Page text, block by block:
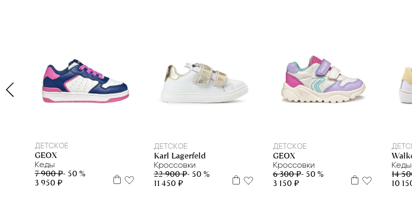
ДЕТСКОЕ
GEOX
Кеды
7 900 ₽- 50 %
3 950 ₽
ДЕТСКОЕ
Karl Lagerfeld
Кроссовки
22 900 ₽- 50 %
11 450 ₽
ДЕТСКОЕ
GEOX
Кроссовки
6 300 ₽- 50 %
3 150 ₽
Кеды
14
10